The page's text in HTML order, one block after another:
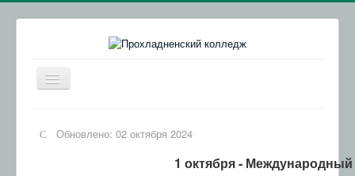
Включить/
выключить
Сведения об образовательной организации
Обновлено: 02 октября 2024
1 октября -